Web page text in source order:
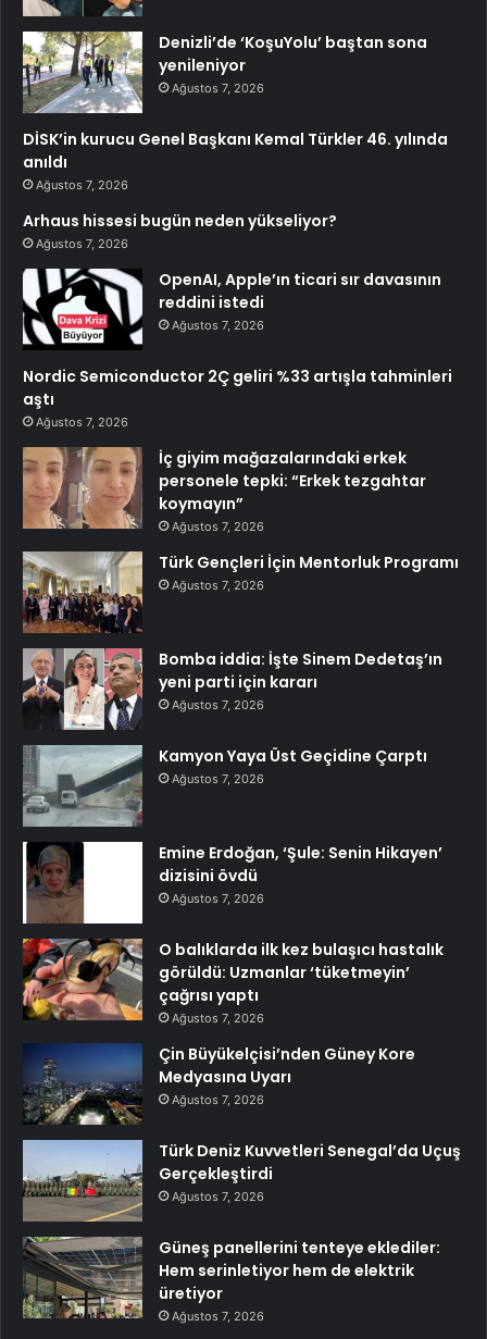
Denizli’de ‘KoşuYolu’ baştan sona
yenileniyor
Ağustos 7, 2026
DİSK’in kurucu Genel Başkanı Kemal Türkler 46. yılında
anıldı
Ağustos 7, 2026
Arhaus hissesi bugün neden yükseliyor?
Ağustos 7, 2026
OpenAI, Apple’ın ticari sır davasının
reddini istedi
Ağustos 7, 2026
Nordic Semiconductor 2Ç geliri %33 artışla tahminleri
aştı
Ağustos 7, 2026
İç giyim mağazalarındaki erkek
personele tepki: “Erkek tezgahtar
koymayın”
Ağustos 7, 2026
Türk Gençleri İçin Mentorluk Programı
Ağustos 7, 2026
Bomba iddia: İşte Sinem Dedetaş’ın
yeni parti için kararı
Ağustos 7, 2026
Kamyon Yaya Üst Geçidine Çarptı
Ağustos 7, 2026
Emine Erdoğan, ‘Şule: Senin Hikayen’
dizisini övdü
Ağustos 7, 2026
O balıklarda ilk kez bulaşıcı hastalık
görüldü: Uzmanlar ‘tüketmeyin’
çağrısı yaptı
Ağustos 7, 2026
Çin Büyükelçisi’nden Güney Kore
Medyasına Uyarı
Ağustos 7, 2026
Türk Deniz Kuvvetleri Senegal’da Uçuş
Gerçekleştirdi
Ağustos 7, 2026
Güneş panellerini tenteye eklediler:
Hem serinletiyor hem de elektrik
üretiyor
Ağustos 7, 2026